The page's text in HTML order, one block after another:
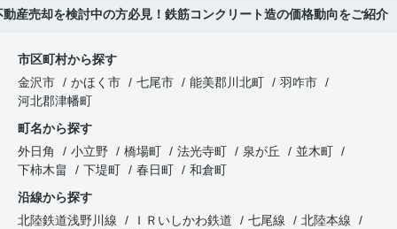
動産売却を検討中の方必見！鉄筋コンクリート造の価格動向をご紹介
市区町村から探す
金沢市
かほく市 七尾市 能美郡川北町
羽咋市
河北郡津幡町
町名から探す
外日角
小立野 橋場町 法光寺町 泉が丘
並木町
下柿木畠
下堤町 春日町
和倉町
沿線から探す
北陸鉄道浅野川線
ＩＲいしかわ鉄道 七尾線
北陸本線